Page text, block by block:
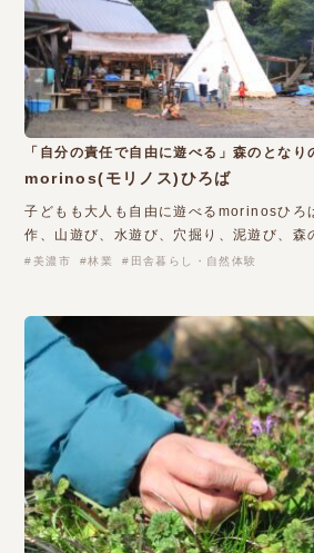
「自分の責任で自由に遊べる」森のとなり
morinos(モリノス)ひろば
子どもも大人も自由に遊べるmorinosひろ
作、山遊び、水遊び、穴掘り、泥遊び、森
美濃市 林業 田舎暮らし・自然体験